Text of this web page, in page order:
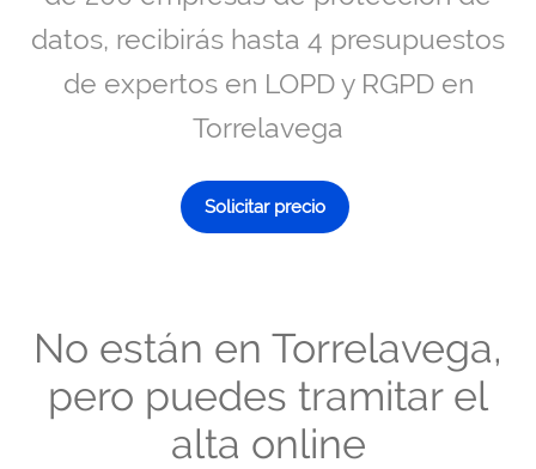
datos, recibirás hasta 4 presupuestos
de expertos en LOPD y RGPD en
Torrelavega
Solicitar precio
No están en Torrelavega,
pero puedes tramitar el
alta online